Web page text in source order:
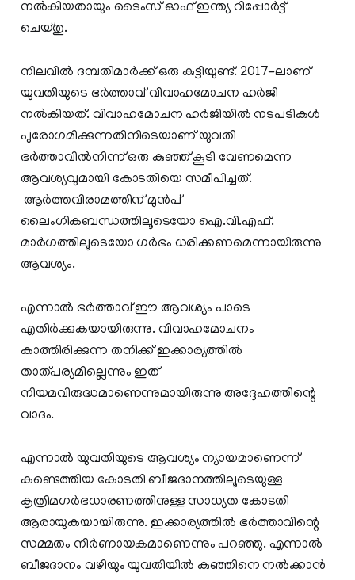
നല്‍കിയതായും ടൈംസ് ഓഫ് ഇന്ത്യ റിപ്പോര്‍ട്ട്
ചെയ്തു.
നിലവില്‍ ദമ്പതിമാർക്ക് ഒരു കുട്ടിയുണ്ട്. 2017-ലാണ്
യുവതിയുടെ ഭര്‍ത്താവ് വിവാഹമോചന ഹര്‍ജി
നല്‍കിയത്. വിവാഹമോചന ഹര്‍ജിയില്‍ നടപടികള്‍
പുരോഗമിക്കുന്നതിനിടെയാണ് യുവതി
ഭര്‍ത്താവില്‍നിന്ന് ഒരു കുഞ്ഞ് കൂടി വേണമെന്ന
ആവശ്യവുമായി കോടതിയെ സമീപിച്ചത്.
ആര്‍ത്തവിരാമത്തിന് മുന്‍പ്
ലൈംഗികബന്ധത്തിലൂടെയോ ഐ.വി.എഫ്.
മാര്‍ഗത്തിലൂടെയോ ഗര്‍ഭം ധരിക്കണമെന്നായിരുന്നു
ആവശ്യം.
എന്നാൽ ഭര്‍ത്താവ് ഈ ആവശ്യം പാടെ
എതിർക്കുകയായിരുന്നു. വിവാഹമോചനം
കാത്തിരിക്കുന്ന തനിക്ക് ഇക്കാര്യത്തില്‍
താത്പര്യമില്ലെന്നും ഇത്
നിയമവിരുദ്ധമാണെന്നുമായിരുന്നു അദ്ദേഹത്തിന്റെ
വാദം.
എന്നാൽ യുവതിയുടെ ആവശ്യം ന്യായമാണെന്ന്
കണ്ടെത്തിയ കോടതി ബീജദാനത്തിലൂടെയുള്ള
കൃത്രിമഗര്‍ഭധാരണത്തിനുള്ള സാധ്യത കോടതി
ആരായുകയായിരുന്നു. ഇക്കാര്യത്തില്‍ ഭര്‍ത്താവിന്റെ
സമ്മതം നിര്‍ണായകമാണെന്നും പറഞ്ഞു. എന്നാല്‍
ബീജദാനം വഴിയും യുവതിയില്‍ കുഞ്ഞിനെ നൽക്കാൻ